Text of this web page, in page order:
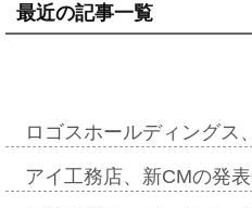
最近の記事一覧
ロゴスホールディング
アイ工務店、新CMの発